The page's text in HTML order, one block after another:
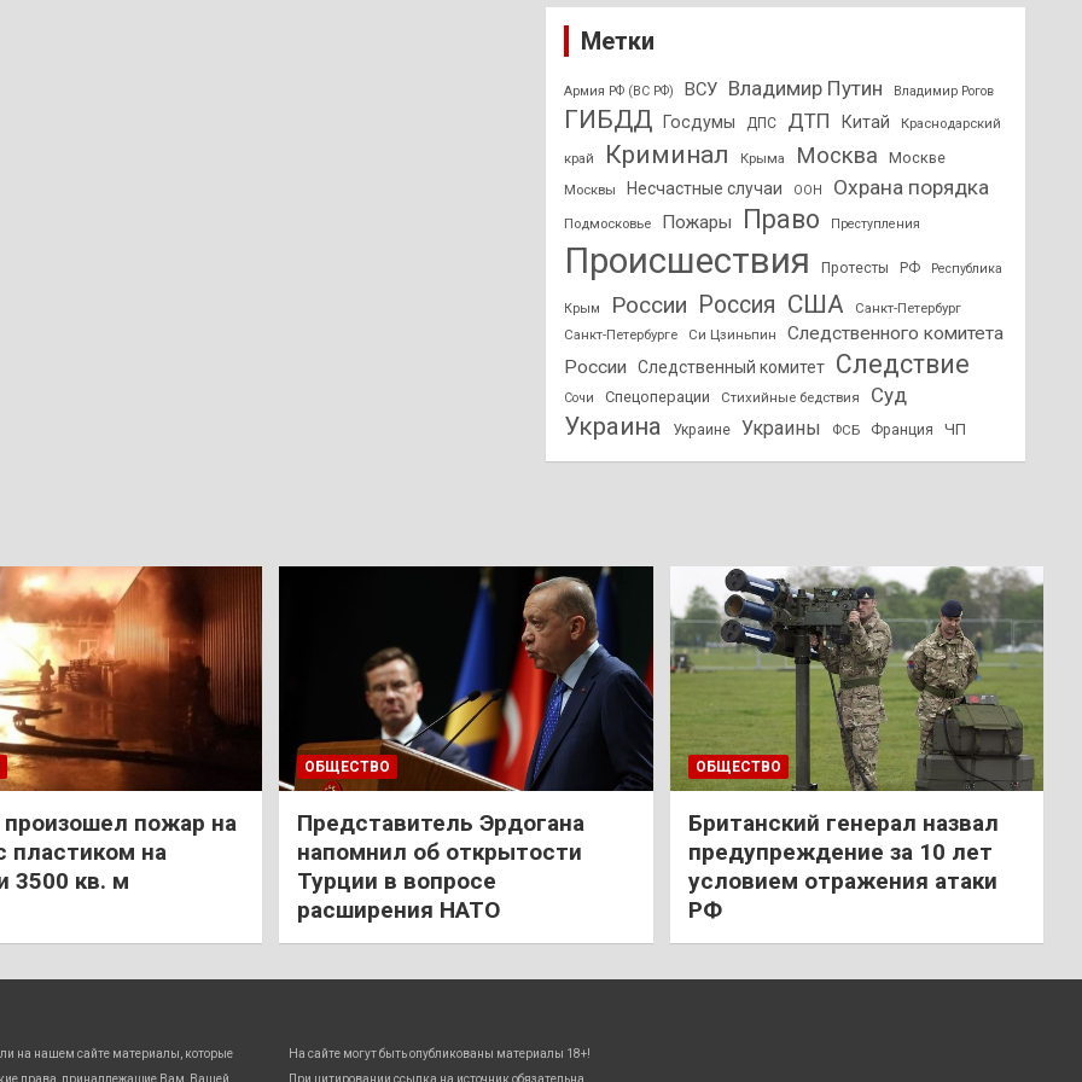
Метки
Армия РФ (ВС РФ) ВСУ Владимир Путин Владимир Рогов
ГИБДД Госдумы ДПС ДТП Китай Краснодарский
край Криминал Крыма Москва Москве
Москвы Несчастные случаи ООН Охрана порядка
Подмосковье Пожары Право Преступления
Происшествия Протесты РФ Республика
Крым России Россия США
Санкт-Петербург
Санкт-Петербурге
Си Цзиньпин
Следственного комитета
России
Следственный комитет Следствие
Сочи Спецоперации Стихийные бедствия Суд
Украина Украине Украины ФСБ Франция ЧП
пожар на
пластиком на
3500 кв. м
ОБЩЕСТВО
Представитель Эрдогана
напомнил об открытости
Турции в вопросе
расширения НАТО
ОБЩЕСТВО
Британский генерал назвал
предупреждение за 10 лет
условием отражения атаки
РФ
на нашем сайте материалы, которые
права, принадлежащие Вам, Вашей
На сайте могут быть опубликованы материалы 18+!
При цитировании ссылка на источник обязательна.